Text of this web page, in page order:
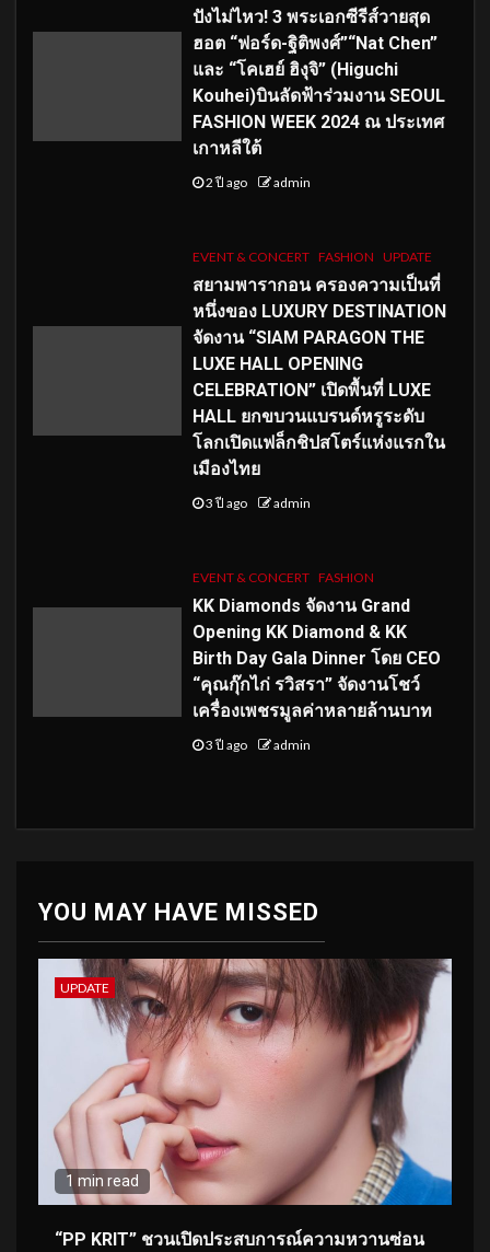
ปังไม่ไหว! 3 พระเอกซีรีส์วายสุด
ฮอต “ฟอร์ด-ฐิติพงศ์”“Nat Chen”
และ “โคเฮย์ ฮิงุจิ” (Higuchi
Kouhei)บินลัดฟ้าร่วมงาน SEOUL
FASHION WEEK 2024 ณ ประเทศ
เกาหลีใต้
2 ปี ago admin
EVENT & CONCERT FASHION UPDATE
สยามพารากอน ครองความเป็นที่
หนึ่งของ LUXURY DESTINATION
จัดงาน “SIAM PARAGON THE
LUXE HALL OPENING
CELEBRATION” เปิดพื้นที่ LUXE
HALL ยกขบวนแบรนด์หรูระดับ
โลกเปิดแฟล็กชิปสโตร์แห่งแรกใน
เมืองไทย
3 ปี ago admin
EVENT & CONCERT FASHION
KK Diamonds จัดงาน Grand
Opening KK Diamond & KK
Birth Day Gala Dinner โดย CEO
“คุณกุ๊กไก่ รวิสรา” จัดงานโชว์
เครื่องเพชรมูลค่าหลายล้านบาท
3 ปี ago admin
YOU MAY HAVE MISSED
UPDATE
1 min read
“PP KRIT” ชวนเปิดประสบการณ์ความหวานซ่อน